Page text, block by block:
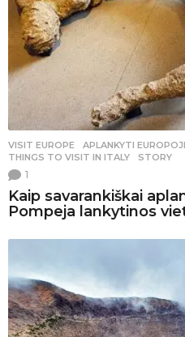
VISIT EUROPE APLANKYTI
THINGS TO VISIT IN ITALY
,STORY
1
Kaip savarankiškai
Pompeja lankytinos